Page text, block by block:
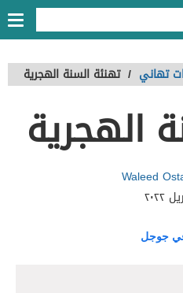
تهاني / تهنئة السنة الهجرية
الهجرية
Waleed
جوجل